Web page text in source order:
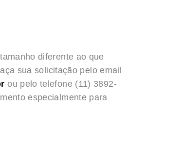
diferente ao que
sua solicitação pelo email
ou pelo telefone (11) 3892-
especialmente para